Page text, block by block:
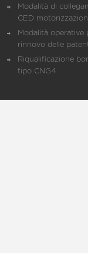
Modalità di
CED
Modalità operative
rinnovo delle
Riqualificazione
tipo CNG4